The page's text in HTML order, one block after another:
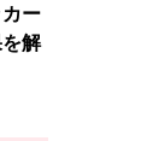
ー
解